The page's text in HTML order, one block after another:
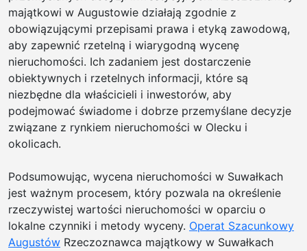
majątkowi w Augustowie działają zgodnie z
obowiązującymi przepisami prawa i etyką zawodową,
aby zapewnić rzetelną i wiarygodną wycenę
nieruchomości. Ich zadaniem jest dostarczenie
obiektywnych i rzetelnych informacji, które są
niezbędne dla właścicieli i inwestorów, aby
podejmować świadome i dobrze przemyślane decyzje
związane z rynkiem nieruchomości w Olecku i
okolicach.
Podsumowując, wycena nieruchomości w Suwałkach
jest ważnym procesem, który pozwala na określenie
rzeczywistej wartości nieruchomości w oparciu o
lokalne czynniki i metody wyceny. Operat Szacunkowy
Augustów Rzeczoznawca majątkowy w Suwałkach